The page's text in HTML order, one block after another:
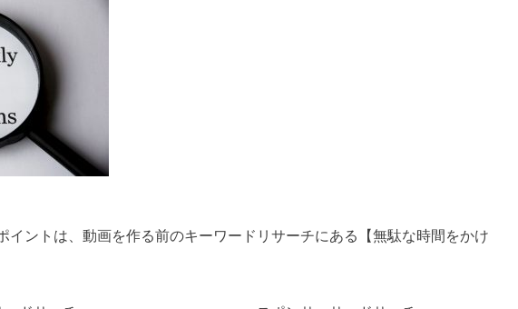
イントは、動画を作る前のキーワードリサーチにある【無駄な時間をかけ